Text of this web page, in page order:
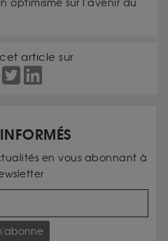
optimisme sur l'avenir du
article sur
INFORMÉS
en vous abonnant à